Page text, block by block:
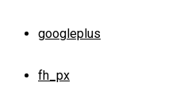
googleplus
fh_px